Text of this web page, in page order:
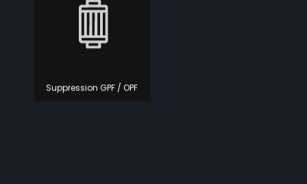
Suppression GPF / OPF